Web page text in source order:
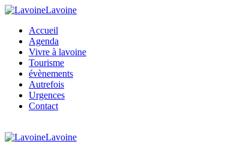
Lavoine
Accueil
Agenda
Vivre à lavoine
Tourisme
évènements
Autrefois
Urgences
Contact
Lavoine